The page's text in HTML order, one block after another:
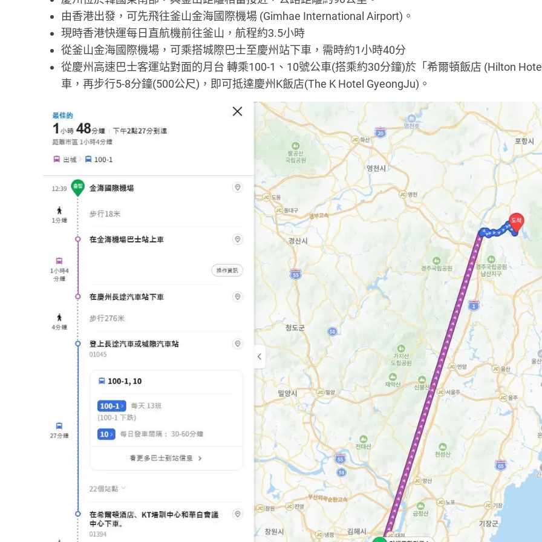
由香港出發，可先飛往釜山金海國際機場 (Gimhae International Airport)。
現時香港快運每日直航機前往釜山，航程約3.5小時
從釜山金海國際機場，可乘搭城際巴士至慶州站下車，需時約1小時40分
從慶州高速巴士客運站對面的月台 轉乘100-1、10號公車(搭乘約30分鐘)於「希爾頓飯店 (Hilton
車，再步行5-8分鐘(500公尺)，即可抵達慶州K飯店(The K Hotel GyeongJu)。